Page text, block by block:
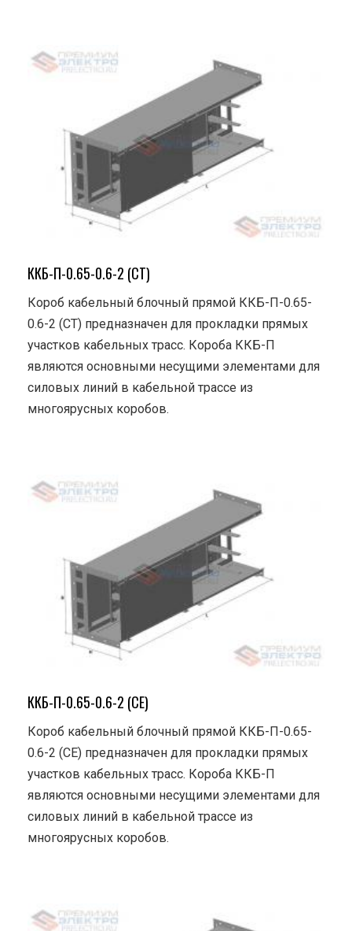
ККБ-П-0.65-0.6-2 (СТ)
Короб кабельный блочный прямой ККБ-П-0.65-
0.6-2 (СТ) предназначен для прокладки прямых
участков кабельных трасс. Короба ККБ-П
являются основными несущими элементами для
силовых линий в кабельной трассе из
многоярусных коробов.
ККБ-П-0.65-0.6-2 (СЕ)
Короб кабельный блочный прямой ККБ-П-0.65-
0.6-2 (СЕ) предназначен для прокладки прямых
участков кабельных трасс. Короба ККБ-П
являются основными несущими элементами для
силовых линий в кабельной трассе из
многоярусных коробов.